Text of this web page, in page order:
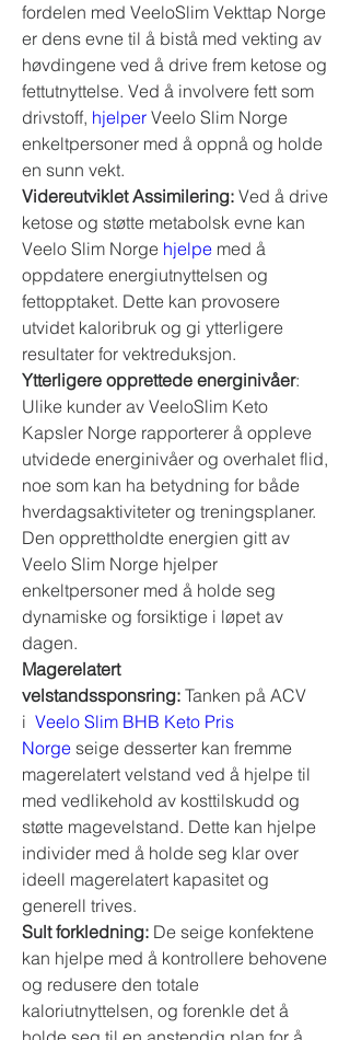
fordelen med VeeloSlim Vekttap Norge
er dens evne til å bistå med vekting av
høvdingene ved å drive frem ketose og
fettutnyttelse. Ved å involvere fett som
drivstoff, hjelper Veelo Slim Norge
enkeltpersoner med å oppnå og holde
en sunn vekt.
Videreutviklet Assimilering: Ved å drive
ketose og støtte metabolsk evne kan
Veelo Slim Norge hjelpe med å
oppdatere energiutnyttelsen og
fettopptaket. Dette kan provosere
utvidet kaloribruk og gi ytterligere
resultater for vektreduksjon.
Ytterligere opprettede energinivåer:
Ulike kunder av VeeloSlim Keto
Kapsler Norge rapporterer å oppleve
utvidede energinivåer og overhalet flid,
noe som kan ha betydning for både
hverdagsaktiviteter og treningsplaner.
Den opprettholdte energien gitt av
Veelo Slim Norge hjelper
enkeltpersoner med å holde seg
dynamiske og forsiktige i løpet av
dagen.
Magerelatert
velstandssponsring: Tanken på ACV
i Veelo Slim BHB Keto Pris
Norge seige desserter kan fremme
magerelatert velstand ved å hjelpe til
med vedlikehold av kosttilskudd og
støtte magevelstand. Dette kan hjelpe
individer med å holde seg klar over
ideell magerelatert kapasitet og
generell trives.
Sult forkledning: De seige konfektene
kan hjelpe med å kontrollere behovene
og redusere den totale
kaloriutnyttelsen, og forenkle det å